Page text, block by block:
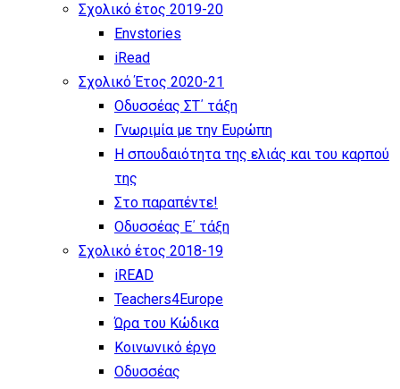
Σχολικό έτος 2019-20
Envstories
iRead
Σχολικό Έτος 2020-21
Οδυσσέας ΣΤ΄ τάξη
Γνωριμία με την Ευρώπη
Η σπουδαιότητα της ελιάς και του καρπού
της
Στο παραπέντε!
Οδυσσέας Ε΄ τάξη
Σχολικό έτος 2018-19
iREAD
Teachers4Europe
Ώρα του Κώδικα
Κοινωνικό έργο
Οδυσσέας